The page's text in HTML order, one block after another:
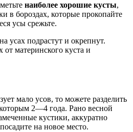
наиболее хорошие кусты,
в бороздах, которые прокопайте
усы срежьте.
усах подрастут и окрепнут.
от материнского куста и
мало усов, то можете разделить
2—4 года. Рано весной
кустики, аккуратно
на новое место.